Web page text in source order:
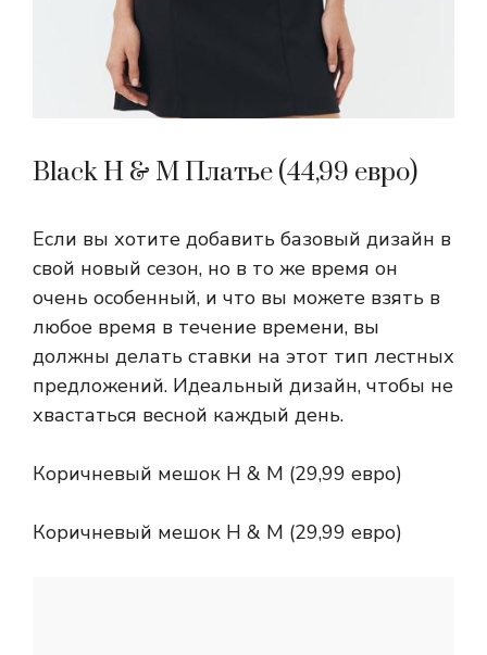
Black H & M Платье (44,99 евро)
Если вы хотите добавить базовый дизайн в
свой новый сезон, но в то же время он
очень особенный, и что вы можете взять в
любое время в течение времени, вы
должны делать ставки на этот тип лестных
предложений. Идеальный дизайн, чтобы не
хвастаться весной каждый день.
Коричневый мешок H & M (29,99 евро)
Коричневый мешок H & M (29,99 евро)